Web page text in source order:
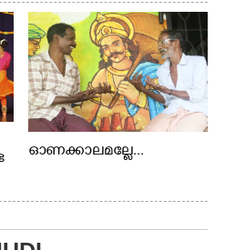
ഓണക്കാലമല്ലേ...